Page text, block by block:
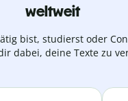
weltweit
bist, studierst oder
dabei, deine Texte zu